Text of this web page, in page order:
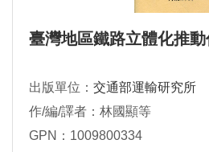
臺灣地區鐵路立體化推
出版單位： 交通部運輸研究所
作/編/譯者：林國顯等
GPN：1009800334